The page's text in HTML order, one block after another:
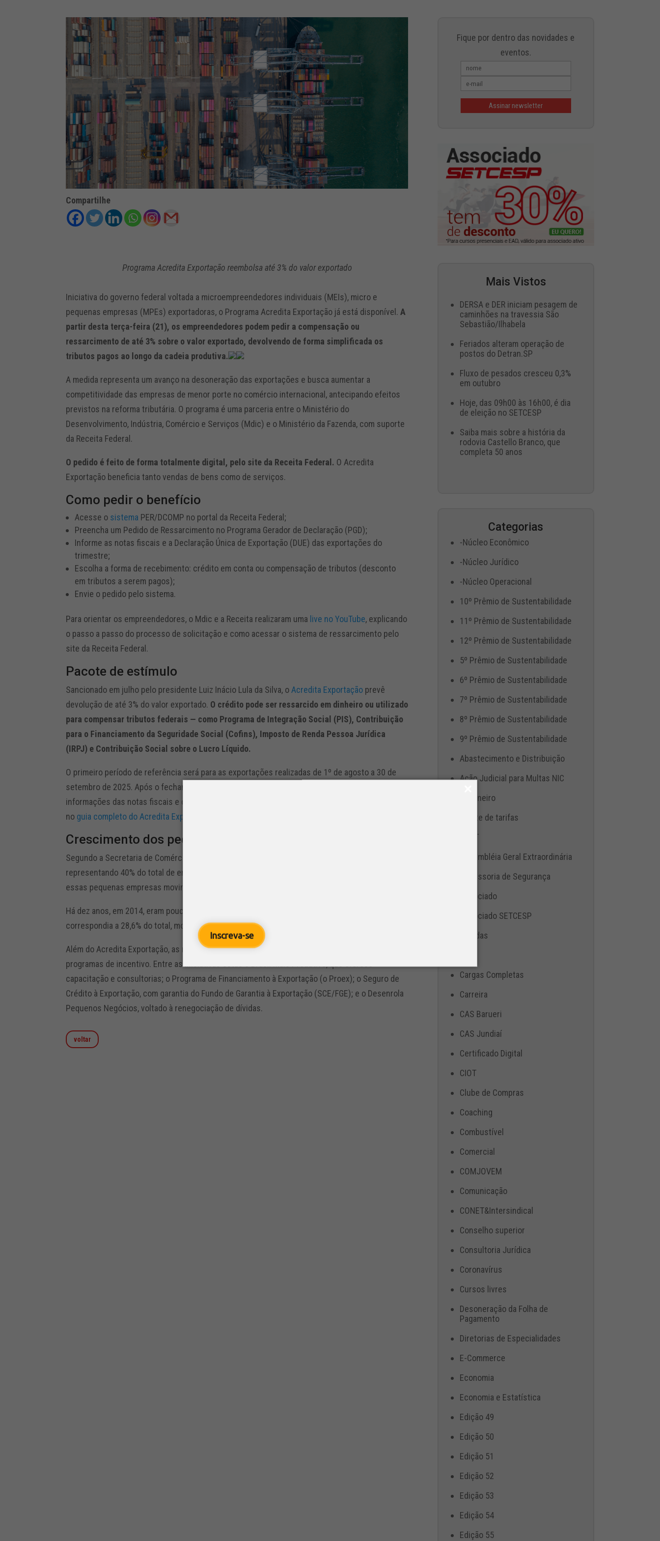
Inscreva-se
Compartilhe
Programa Acredita Exportação reembolsa até 3% do valor exportado
Iniciativa do governo federal voltada a microempreendedores individuais (MEIs), micro e
pequenas empresas (MPEs) exportadoras, o Programa Acredita Exportação já está disponível. A
partir desta terça-feira (21), os empreendedores podem pedir a compensação ou
ressarcimento de até 3% sobre o valor exportado, devolvendo de forma simplificada os
tributos pagos ao longo da cadeia produtiva.
A medida representa um avanço na desoneração das exportações e busca aumentar a
competitividade das empresas de menor porte no comércio internacional, antecipando efeitos
previstos na reforma tributária. O programa é uma parceria entre o Ministério do
Desenvolvimento, Indústria, Comércio e Serviços (Mdic) e o Ministério da Fazenda, com suporte
da Receita Federal.
O pedido é feito de forma totalmente digital, pelo site da Receita Federal. O Acredita
Exportação beneficia tanto vendas de bens como de serviços.
Como pedir o benefício
Acesse o sistema PER/DCOMP no portal da Receita Federal;
Preencha um Pedido de Ressarcimento no Programa Gerador de Declaração (PGD);
Informe as notas fiscais e a Declaração Única de Exportação (DUE) das exportações do
trimestre;
Escolha a forma de recebimento: crédito em conta ou compensação de tributos (desconto
em tributos a serem pagos);
Envie o pedido pelo sistema.
Para orientar os empreendedores, o Mdic e a Receita realizaram uma live no YouTube, explicando
o passo a passo do processo de solicitação e como acessar o sistema de ressarcimento pelo
site da Receita Federal.
Pacote de estímulo
Sancionado em julho pelo presidente Luiz Inácio Lula da Silva, oAcredita Exportação prevê
devolução de até 3% do valor exportado. O crédito pode ser ressarcido em dinheiro ou utilizado
para compensar tributos federais — como Programa de Integração Social (PIS), Contribuição
para o Financiamento da Seguridade Social (Cofins), Imposto de Renda Pessoa Jurídica
(IRPJ) e Contribuição Social sobre o Lucro Líquido.
O primeiro período de referência será para as exportações realizadas de 1º de agosto a 30 de
setembro de 2025. Após o fechamento de cada trimestre, as empresas devem reunir as
informações das notas fiscais e calcular o crédito de 3%. Mais detalhes estão disponíveis
no guia completo do Acredita Exportação
Crescimento dos pequenos exportadores
Segundo a Secretaria de Comércio Exterior (Secex/MDIC), 11,5 mil MPEs exportaram em 2024,
representando 40% do total de empresas exportadoras do país — que somaram 28,8 mil. Juntas,
essas pequenas empresas movimentaram US$ 2,6 bilhões em vendas internacionais.
Há dez anos, em 2014, eram pouco mais de 5,3 mil exportadoras de pequeno porte, o que
correspondia a 28,6% do total, mostrando o avanço expressivo do setor.
Além do Acredita Exportação, as micro, pequenas e médias empresas podem buscar outros
programas de incentivo. Entre as iniciativas estão o Brasil Mais Produtivo, que oferece
capacitação e consultorias; o Programa de Financiamento à Exportação (o Proex); o Seguro de
Crédito à Exportação, com garantia do Fundo de Garantia à Exportação (SCE/FGE); e o Desenrola
Pequenos Negócios, voltado à renegociação de dívidas.
voltar
Fique por dentro das novidades e
eventos.
Mais Vistos
DERSA e DER iniciam pesagem de
caminhões na travessia São
Sebastião/Ilhabela
Feriados alteram operação de
postos do Detran.SP
Fluxo de pesados cresceu 0,3%
em outubro
Hoje, das 09h00 às 16h00, é dia
de eleição no SETCESP
Saiba mais sobre a história da
rodovia Castello Branco, que
completa 50 anos
Categorias
-Núcleo Econômico
-Núcleo Jurídico
-Núcleo Operacional
10º Prêmio de Sustentabilidade
11º Prêmio de Sustentabilidade
12º Prêmio de Sustentabilidade
5º Prêmio de Sustentabilidade
6º Prêmio de Sustentabilidade
7º Prêmio de Sustentabilidade
8º Prêmio de Sustentabilidade
9º Prêmio de Sustentabilidade
Abastecimento e Distribuição
Ação Judicial para Multas NIC
Aduaneiro
Ajuste de tarifas
ANTT
Assembléia Geral Extraordinária
Assessoria de Segurança
Associado
Associado SETCESP
Bebidas
Cargas Completas
Carreira
CAS Barueri
CAS Jundiaí
Certificado Digital
CIOT
Clube de Compras
Coaching
Combustível
Comercial
COMJOVEM
Comunicação
CONET&Intersindical
Conselho superior
Consultoria Jurídica
Coronavírus
Cursos livres
Desoneração da Folha de
Pagamento
Diretorias de Especialidades
E-Commerce
Economia
Economia e Estatística
Edição 49
Edição 50
Edição 51
Edição 52
Edição 53
Edição 54
Edição 55